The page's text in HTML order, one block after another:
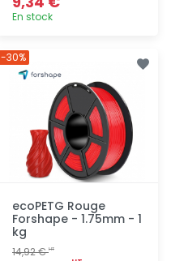
En stock
ecoPETG Rouge
Forshape - 1.75mm - 1
kg
14,92 €HT
-30%